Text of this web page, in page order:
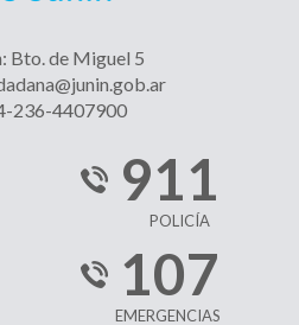
Bto. de Miguel 5
236-4407900
911
POLICÍA
107
EMERGENCIAS